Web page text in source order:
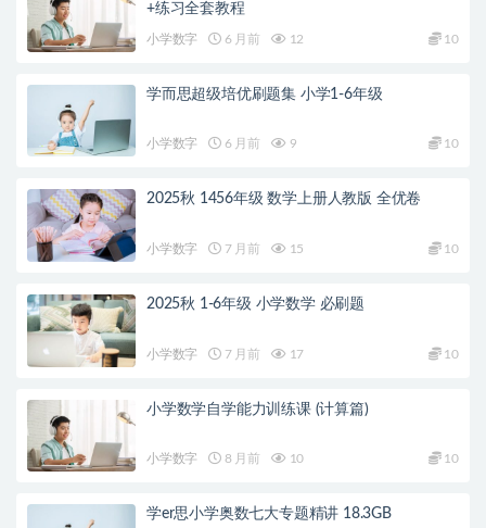
+练习全套教程
小学数字 6 月前 12 10
学而思超级培优刷题集 小学1-6年级
小学数字 6 月前 9 10
2025秋 1456年级 数学上册人教版 全优卷
小学数字 7 月前 15 10
2025秋 1-6年级 小学数学 必刷题
小学数字 7 月前 17 10
小学数学自学能力训练课 (计算篇)
小学数字 8 月前 10 10
学er思小学奥数七大专题精讲 18.3GB